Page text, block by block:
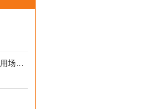
台式低速离心机的工作原理、应用场景和维护要点